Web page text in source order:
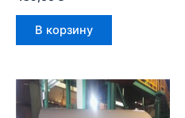
В корзину